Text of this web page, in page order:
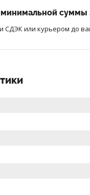
суммы
или курьером до